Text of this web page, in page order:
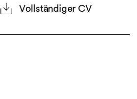
Vollständiger CV